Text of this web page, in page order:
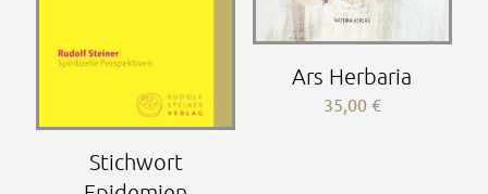
Stichwort
Ars Herbaria
35,00 €